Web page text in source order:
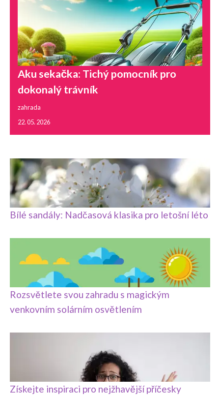
Aku sekačka: Tichý pomocník pro
dokonalý trávník
zahrada
22. 05. 2026
Bílé sandály: Nadčasová klasika pro letošní léto
Rozsvětlete svou zahradu s magickým
venkovním solárním osvětlením
Získejte inspiraci pro nejžhavější příčesky